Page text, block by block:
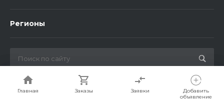
Главная Заказы Заявки
Добавить
объявление
Главная Заказы Заявки
Добавить
объявление
Регионы
© 2026 Bigorent, Все права защищены